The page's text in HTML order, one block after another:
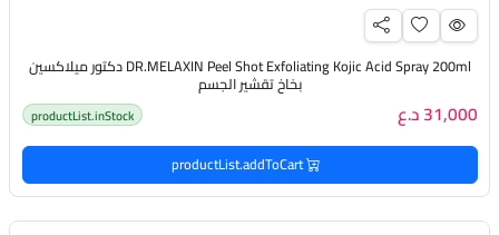
DR.MELAXIN Peel Shot Exfoliating Kojic Acid Spray 200ml دكتور ميلاكسين
بخاخ تقشير الجسم
31,000 د.ع productList.inStock
productList.addToCart